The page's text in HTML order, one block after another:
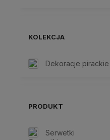
KOLEKCJA
Dekoracje pirackie
PRODUKT
Serwetki